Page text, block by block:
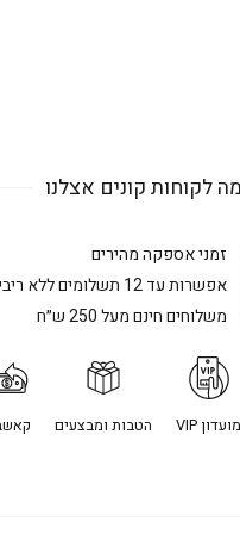
לקוחות קונים אצלנו
זמני אספקה מהירים
אפשרות עד 12 תשלומים ללא ריבית
משלוחים חינם מעל 250 ש״ח
מועדון VIP הטבות ומבצעים